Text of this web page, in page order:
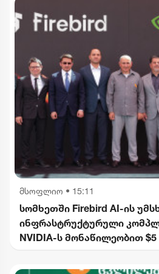
მსოფლიო • 15:11
სომხეთში Firebird AI-ის
ინფრასტრუქტურული
NVIDIA-ს მონაწილეობით